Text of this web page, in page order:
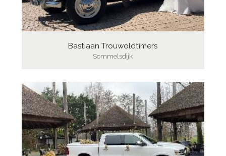
Bastiaan Trouwoldtimers
Sommelsdijk